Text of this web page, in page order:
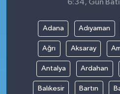
6:34, Gün
Adana Adıyaman
Ağrı Aksaray
Antalya Ardahan
Balıkesir Bartın
Spor
Teknoloji